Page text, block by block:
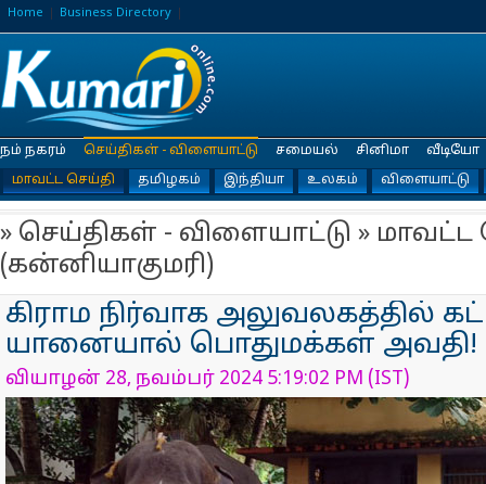
Home Business Directory
நம் நகரம்
செய்திகள் - விளையாட்டு
மாவட்ட செய்தி
தமிழகம் இந்தியா உலகம் விளையாட்டு
சமையல் சினிமா வீடியோ
» செய்திகள் - விளையாட்டு » மாவட்ட
(கன்னியாகுமரி)
கிராம நிர்வாக அலுவலகத்தில்
யானையால் பொதுமக்கள் அவதி!
வியாழன் 28, நவம்பர் 2024 5:19:02 PM (IST)